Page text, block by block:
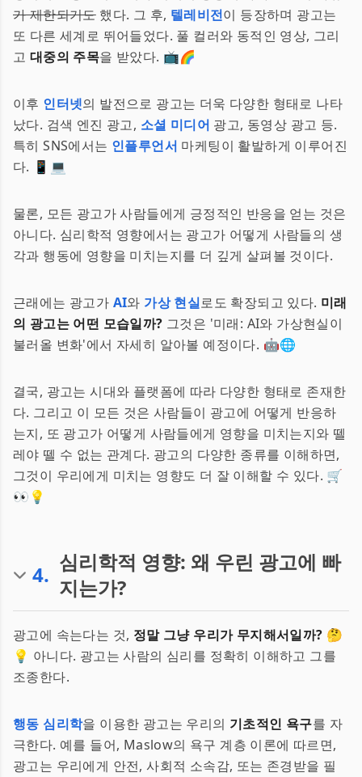
가 제한되기도했다. 그 후, 텔레비전이 등장하며 광고는
또 다른 세계로 뛰어들었다. 풀 컬러와 동적인 영상, 그리
고 대중의 주목을 받았다. 📺🌈
이후 인터넷의 발전으로 광고는 더욱 다양한 형태로 나타
났다. 검색 엔진 광고, 소셜 미디어 광고, 동영상 광고 등.
특히 SNS에서는 인플루언서 마케팅이 활발하게 이루어진
다. 📱💻
물론, 모든 광고가 사람들에게 긍정적인 반응을 얻는 것은
아니다. 심리학적 영향에서는 광고가 어떻게 사람들의 생
각과 행동에 영향을 미치는지를 더 깊게 살펴볼 것이다.
근래에는 광고가 AI와 가상 현실로도 확장되고 있다. 미래
의 광고는 어떤 모습일까? 그것은 '미래: AI와 가상현실이
불러올 변화'에서 자세히 알아볼 예정이다. 🤖🌐
결국, 광고는 시대와 플랫폼에 따라 다양한 형태로 존재한
다. 그리고 이 모든 것은 사람들이 광고에 어떻게 반응하
는지, 또 광고가 어떻게 사람들에게 영향을 미치는지와 뗄
레야 뗄 수 없는 관계다. 광고의 다양한 종류를 이해하면,
그것이 우리에게 미치는 영향도 더 잘 이해할 수 있다. 🛒
👀💡
4. 심리학적 영향: 왜 우린 광고에 빠
지는가?
광고에 속는다는 것, 정말 그냥 우리가 무지해서일까? 🤔
💡 아니다. 광고는 사람의 심리를 정확히 이해하고 그를
조종한다.
행동 심리학을 이용한 광고는 우리의 기초적인 욕구를 자
극한다. 예를 들어, Maslow의 욕구 계층 이론에 따르면,
광고는 우리에게 안전, 사회적 소속감, 또는 존경받을 필